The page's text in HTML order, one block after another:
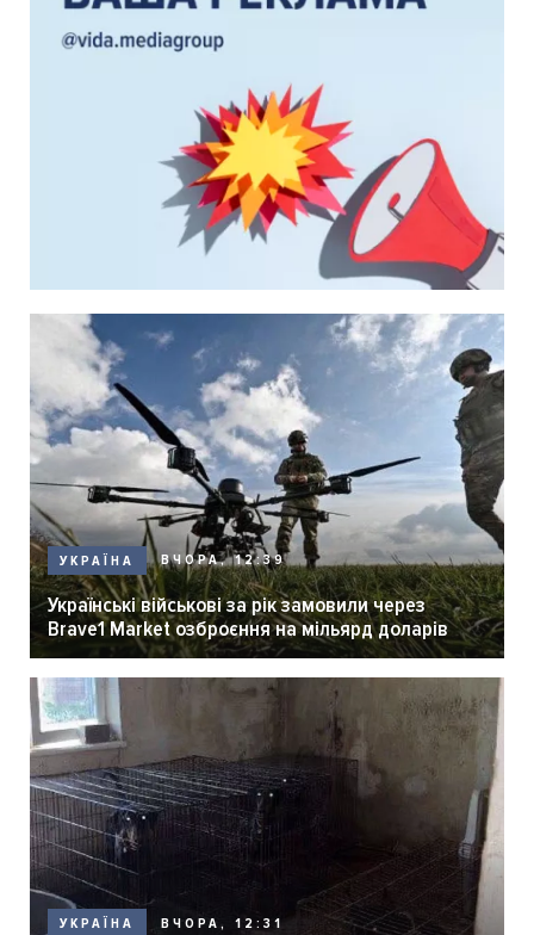
УКРАЇНА ВЧОРА, 12:39
Українські військові за рік замовили через
Brave1 Market озброєння на мільярд доларів
УКРАЇНА ВЧОРА, 12:31